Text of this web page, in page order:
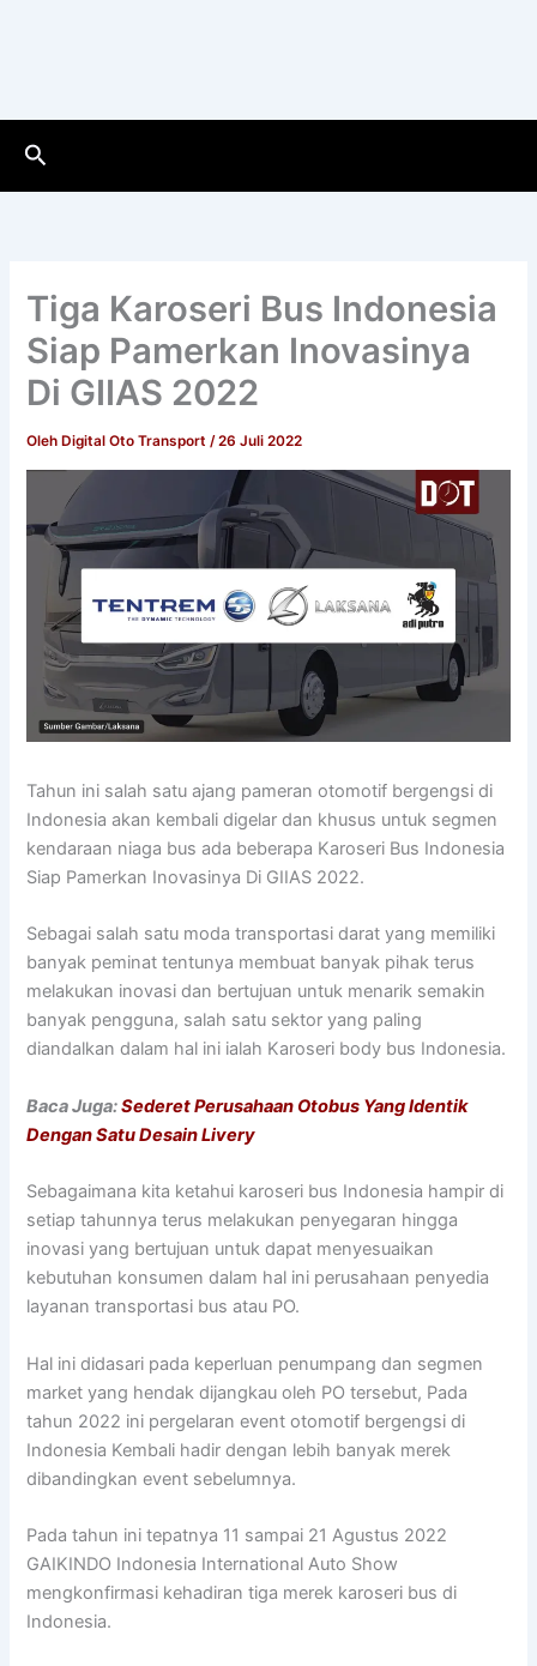
Cari
Tiga Karoseri Bus Indonesia
Siap Pamerkan Inovasinya
Di GIIAS 2022
Oleh Digital Oto Transport/26 Juli 2022
Tahun ini salah satu ajang pameran otomotif bergengsi di
Indonesia akan kembali digelar dan khusus untuk segmen
kendaraan niaga bus ada beberapa Karoseri Bus Indonesia
Siap Pamerkan Inovasinya Di GIIAS 2022.
Sebagai salah satu moda transportasi darat yang memiliki
banyak peminat tentunya membuat banyak pihak terus
melakukan inovasi dan bertujuan untuk menarik semakin
banyak pengguna, salah satu sektor yang paling
diandalkan dalam hal ini ialah Karoseri body bus Indonesia.
Baca Juga:Sederet Perusahaan Otobus Yang Identik
Dengan Satu Desain Livery
Sebagaimana kita ketahui karoseri bus Indonesia hampir di
setiap tahunnya terus melakukan penyegaran hingga
inovasi yang bertujuan untuk dapat menyesuaikan
kebutuhan konsumen dalam hal ini perusahaan penyedia
layanan transportasi bus atau PO.
Hal ini didasari pada keperluan penumpang dan segmen
market yang hendak dijangkau oleh PO tersebut, Pada
tahun 2022 ini pergelaran event otomotif bergengsi di
Indonesia Kembali hadir dengan lebih banyak merek
dibandingkan event sebelumnya.
Pada tahun ini tepatnya 11 sampai 21 Agustus 2022
GAIKINDO Indonesia International Auto Show
mengkonfirmasi kehadiran tiga merek karoseri bus di
Indonesia.